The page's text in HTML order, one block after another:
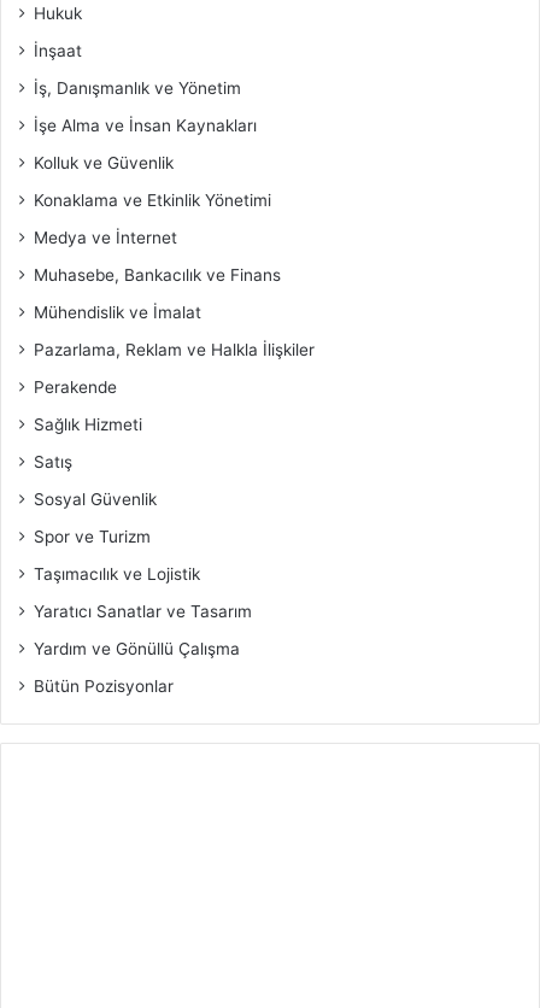
Hukuk
İnşaat
İş, Danışmanlık ve Yönetim
İşe Alma ve İnsan Kaynakları
Kolluk ve Güvenlik
Konaklama ve Etkinlik Yönetimi
Medya ve İnternet
Muhasebe, Bankacılık ve Finans
Mühendislik ve İmalat
Pazarlama, Reklam ve Halkla İlişkiler
Perakende
Sağlık Hizmeti
Satış
Sosyal Güvenlik
Spor ve Turizm
Taşımacılık ve Lojistik
Yaratıcı Sanatlar ve Tasarım
Yardım ve Gönüllü Çalışma
Bütün Pozisyonlar